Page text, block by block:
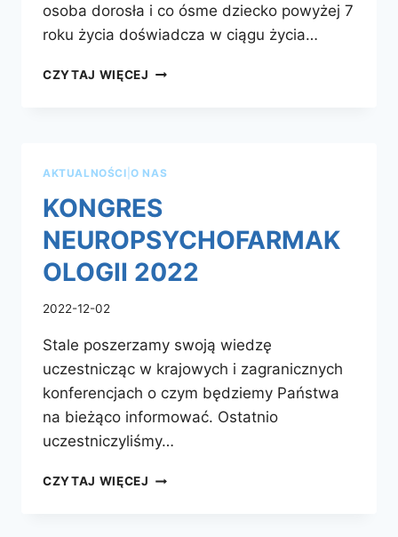
osoba dorosła i co ósme dziecko powyżej 7
roku życia doświadcza w ciągu życia…
CZYTAJ WIĘCEJ POMOC
AKTUALNOŚCI |O NAS
KONGRES
NEUROPSYCHOFARMAK
OLOGII 2022
2022-12-02
Stale poszerzamy swoją wiedzę
uczestnicząc w krajowych i zagranicznych
konferencjach o czym będziemy Państwa
na bieżąco informować. Ostatnio
uczestniczyliśmy…
CZYTAJ WIĘCEJ KONGRES